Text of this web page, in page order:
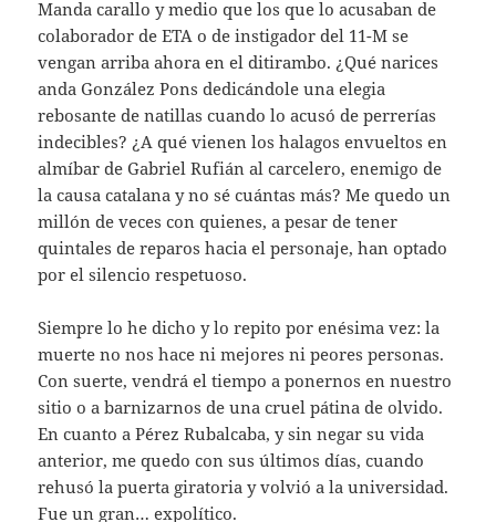
Manda carallo y medio que los que lo acusaban de
colaborador de ETA o de instigador del 11-M se
vengan arriba ahora en el ditirambo. ¿Qué narices
anda González Pons dedicándole una elegia
rebosante de natillas cuando lo acusó de perrerías
indecibles? ¿A qué vienen los halagos envueltos en
almíbar de Gabriel Rufián al carcelero, enemigo de
la causa catalana y no sé cuántas más? Me quedo un
millón de veces con quienes, a pesar de tener
quintales de reparos hacia el personaje, han optado
por el silencio respetuoso.
Siempre lo he dicho y lo repito por enésima vez: la
muerte no nos hace ni mejores ni peores personas.
Con suerte, vendrá el tiempo a ponernos en nuestro
sitio o a barnizarnos de una cruel pátina de olvido.
En cuanto a Pérez Rubalcaba, y sin negar su vida
anterior, me quedo con sus últimos días, cuando
rehusó la puerta giratoria y volvió a la universidad.
Fue un gran… expolítico.